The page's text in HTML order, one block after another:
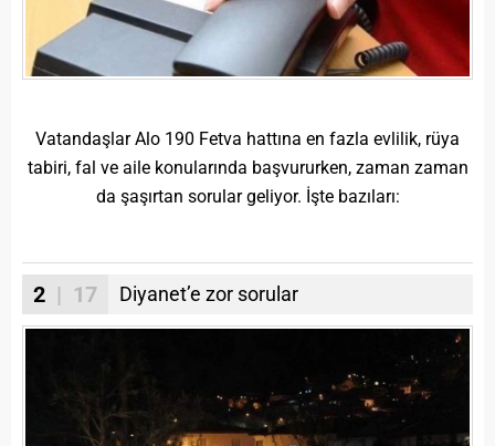
Vatandaşlar Alo 190 Fetva hattına en fazla evlilik, rüya
tabiri, fal ve aile konularında başvururken, zaman zaman
da şaşırtan sorular geliyor. İşte bazıları:
2 | 17 Diyanet’e zor sorular